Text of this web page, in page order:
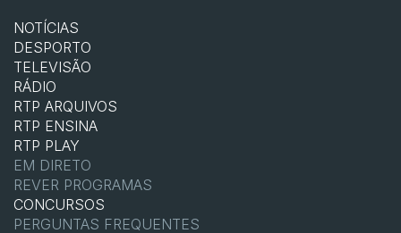
NOTÍCIAS
DESPORTO
TELEVISÃO
RÁDIO
RTP ARQUIVOS
RTP ENSINA
RTP PLAY
EM DIRETO
REVER PROGRAMAS
CONCURSOS
PERGUNTAS FREQUENTES